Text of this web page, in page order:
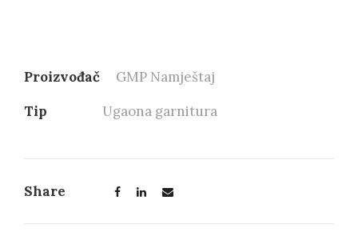
Proizvođač
GMP Namještaj
Tip
Ugaona garnitura
Share